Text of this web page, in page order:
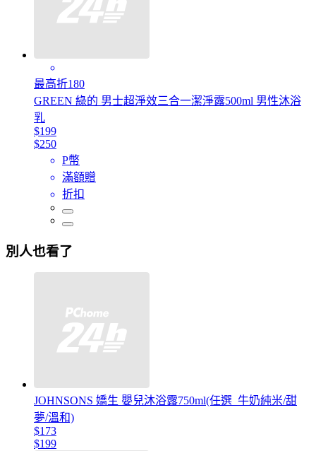
最高折180
GREEN 綠的 男士超淨效三合一潔淨露500ml 男性沐浴
乳
$199
$250
P幣
滿額贈
折扣
別人也看了
JOHNSONS 嬌生 嬰兒沐浴露750ml(任選_牛奶純米/甜
夢/溫和)
$173
$199